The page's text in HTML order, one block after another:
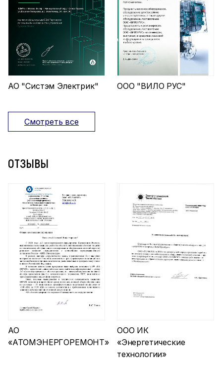
АО "Систэм Электрик" ООО "ВИЛО РУС"
Смотреть все
ОТЗЫВЫ
АО
«АТОМЭНЕРГОРЕМОНТ»
ООО ИК
«Энергетические
технологии»